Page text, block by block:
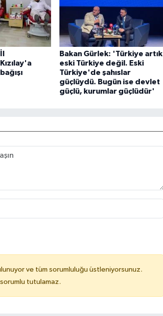
Bakan Gürlek: 'Türkiye artık
eski Türkiye değil. Eski
Türkiye'de şahıslar
güçlüydü. Bugün ise devlet
güçlü, kurumlar güçlüdür'
ve tüm sorumluluğu üstleniyorsunuz.
tutulamaz.